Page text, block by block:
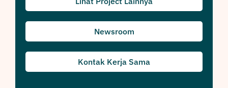
Newsroom
Kontak Kerja Sama